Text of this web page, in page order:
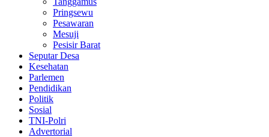
Pringsewu
Pesawaran
Mesuji
Pesisir Barat
Seputar Desa
Kesehatan
Parlemen
Pendidikan
Politik
Sosial
TNI-Polri
Advertorial